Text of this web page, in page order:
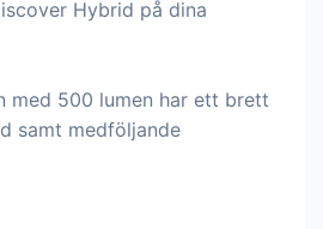
Hybrid på dina
med 500 lumen har ett brett
samt medföljande